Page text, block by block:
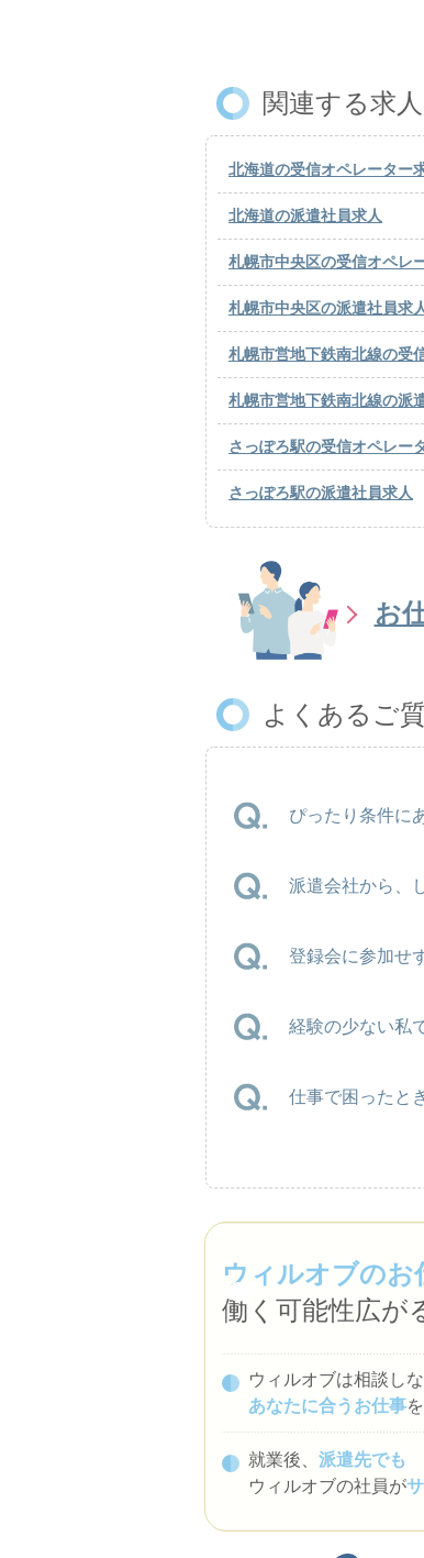
関連する求
北海道の受信オペレーター
北海道の派遣社員求人
札幌市中央区の受信オペレ
札幌市中央区の派遣社員求
札幌市営地下鉄南北線の受
札幌市営地下鉄南北線の派
さっぽろ駅の受信オペレー
さっぽろ駅の派遣社員求人
お
よくあるご
ぴったり条件に
派遣会社から、
登録会に参加せ
経験の少ない私
仕事で困ったと
ウィルオブのお
働く可能性広が
ウィルオブは相談し
あなたに合うお仕事
就業後、 派遣先でも
ウィルオブの社員が